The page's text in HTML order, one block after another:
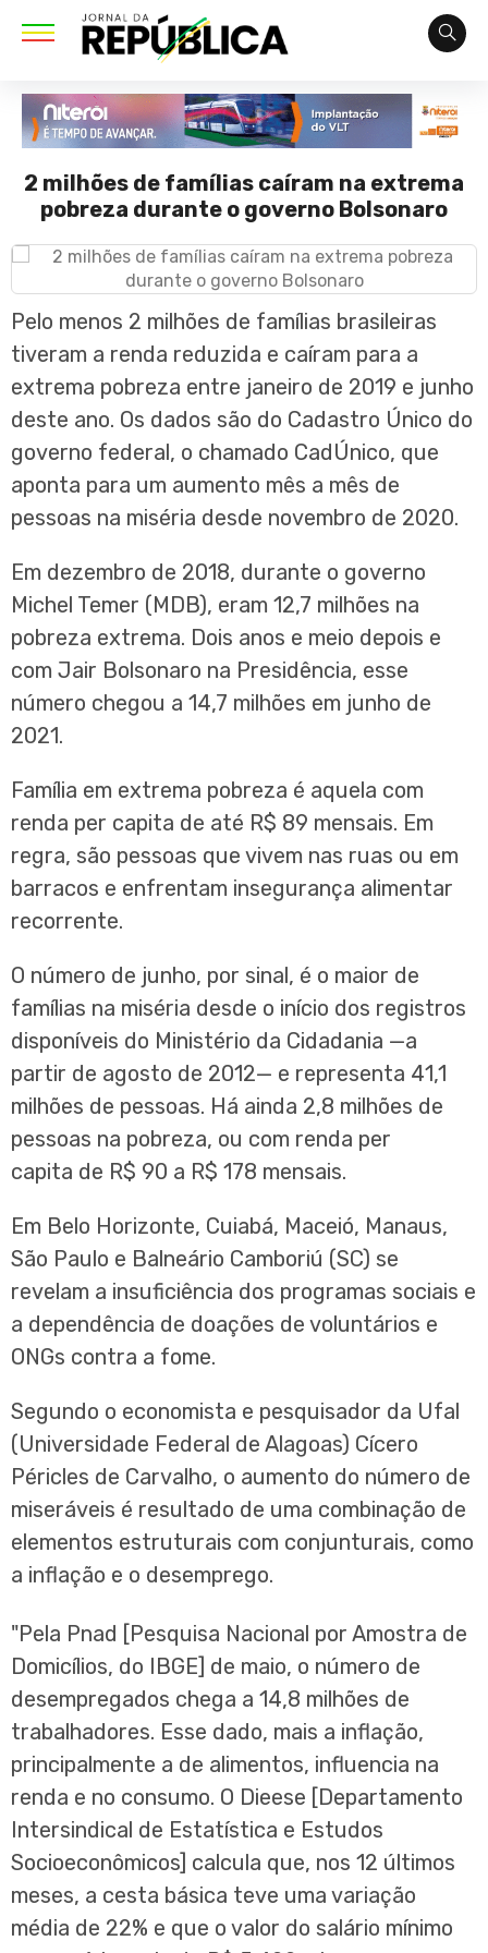
2 milhões de famílias caíram na extrema
pobreza durante o governo Bolsonaro
Pelo menos 2 milhões de famílias brasileiras
tiveram a renda reduzida e caíram para a
extrema pobreza entre janeiro de 2019 e junho
deste ano. Os dados são do Cadastro Único do
governo federal, o chamado CadÚnico, que
aponta para um aumento mês a mês de
pessoas na miséria desde novembro de 2020.
Em dezembro de 2018, durante o governo
Michel Temer (MDB), eram 12,7 milhões na
pobreza extrema. Dois anos e meio depois e
com Jair Bolsonaro na Presidência, esse
número chegou a 14,7 milhões em junho de
2021.
Família em extrema pobreza é aquela com
renda per capita de até R$ 89 mensais. Em
regra, são pessoas que vivem nas ruas ou em
barracos e enfrentam insegurança alimentar
recorrente.
O número de junho, por sinal, é o maior de
famílias na miséria desde o início dos registros
disponíveis do Ministério da Cidadania —a
partir de agosto de 2012— e representa 41,1
milhões de pessoas. Há ainda 2,8 milhões de
pessoas na pobreza, ou com renda per
capita de R$ 90 a R$ 178 mensais.
Em Belo Horizonte, Cuiabá, Maceió, Manaus,
São Paulo e Balneário Camboriú (SC) se
revelam a insuficiência dos programas sociais e
a dependência de doações de voluntários e
ONGs contra a fome.
Segundo o economista e pesquisador da Ufal
(Universidade Federal de Alagoas) Cícero
Péricles de Carvalho, o aumento do número de
miseráveis é resultado de uma combinação de
elementos estruturais com conjunturais, como
a inflação e o desemprego.
"Pela Pnad [Pesquisa Nacional por Amostra de
Domicílios, do IBGE] de maio, o número de
desempregados chega a 14,8 milhões de
trabalhadores. Esse dado, mais a inflação,
principalmente a de alimentos, influencia na
renda e no consumo. O Dieese [Departamento
Intersindical de Estatística e Estudos
Socioeconômicos] calcula que, nos 12 últimos
meses, a cesta básica teve uma variação
média de 22% e que o valor do salário mínimo